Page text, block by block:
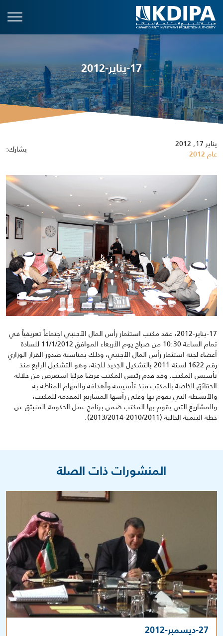
17-يناير-2012
يناير 17, 2012
عام 2012 يشارك:
17-يناير-2012، عقد مكتب استثمار رأس المال الأجنبي اجتماعاً تعريفياً في
تمام الساعة 10:30 من صباح يوم الأربعاء الموافق 11/1/2012 للسادة
أعضاء لجنة استثمار رأس المال الأجنبي، وذلك بمناسبة صدور القرار الوزاري
رقم 1622 لسنة 2011 بالتشكيل الجديد للجنة، وهو التشكيل الرابع منذ
تأسيس المكتب. وقد قدم رئيس المكتب عرضا مرئيا استعرض من خلاله
الحقائق الخاصة بالمكتب منذ تأسيسه وأهدافه والمهام المناطه به
والأنشطة التي يقوم بها وعلى رأسها المشاريع المقدمة للمكتب،
والمشاريع التي يقوم بها المكتب ضمن برنامج عمل الحكومة المنبثق عن
خطة التنمية الحالية (2010/2011-2013/2014).
المنشورات ذات الصلة
27-ديسمبر-2012